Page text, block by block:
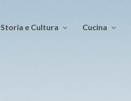
Storia e Cultura Cucina